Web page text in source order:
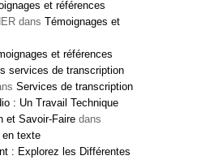
et références
dans Témoignages et
et références
services de transcription
Services de transcription
: Un Travail Technique
et Savoir-Faire dans
en texte
: Explorez les Différentes